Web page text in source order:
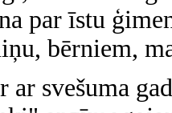
par īstu
bērniem,
ar svešuma